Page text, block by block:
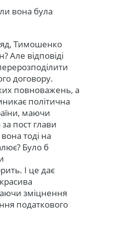
вона була
Тимошенко
Але відповіді
договору.
повноважень, а
політична
маючи
пост глави
тоді на
Було б
І це дає
зміцнення
податкового